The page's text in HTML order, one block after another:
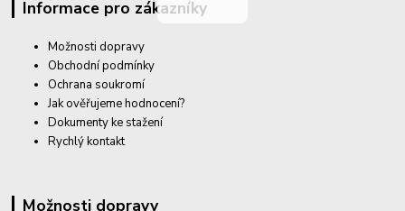
Informace pro zákazníky
Možnosti dopravy
Obchodní podmínky
Ochrana soukromí
Jak ověřujeme hodnocení?
Dokumenty ke stažení
Rychlý kontakt
Možnosti dopravy